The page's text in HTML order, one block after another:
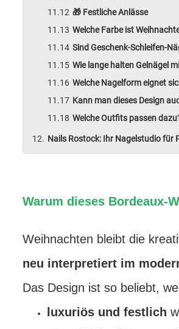
🎁 Festliche Anlässe
Welche Farbe ist
Sind Geschenk-Schleifen-
Wie lange halten Gelnägel
Welche Nagelform eignet
Kann man dieses Design
Welche Outfits passen
Nails Rostock: Ihr Nagelstudio für
Warum dieses Bordeaux-
Weihnachten bleibt die
neu interpretiert im
Das Design ist so beliebt,
luxuriös und festlich